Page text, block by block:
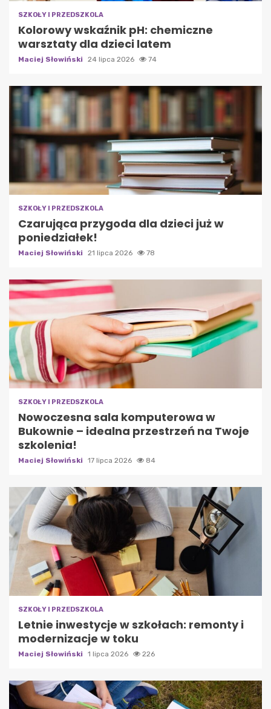
SZKOŁY I PRZEDSZKOLA
Kolorowy wskaźnik pH: chemiczne
warsztaty dla dzieci latem
Maciej Słowiński 24 lipca 2026 74
SZKOŁY I PRZEDSZKOLA
Czarująca przygoda dla dzieci już w
poniedziałek!
Maciej Słowiński 21 lipca 2026 78
SZKOŁY I PRZEDSZKOLA
Nowoczesna sala komputerowa w
Bukownie – idealna przestrzeń na Twoje
szkolenia!
Maciej Słowiński 17 lipca 2026 84
SZKOŁY I PRZEDSZKOLA
Letnie inwestycje w szkołach: remonty i
modernizacje w toku
Maciej Słowiński 1 lipca 2026 226